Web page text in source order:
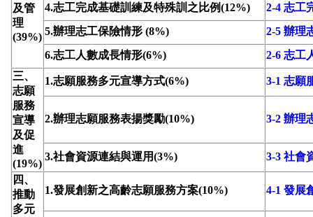
及管
理
(39%)
4.志工完成基礎訓練及特殊訓之比例(12%)
2-4 志工
5.辦理志工保險情形 (8%)
2-5 辦理
6.志工人數成長情形(6%)
2-6 志工
三、
志願
服務
宣導
及促
進
(19%)
1.志願服務多元宣導方式(6%) 3-1 志願
2.辦理志願服務表揚獎勵(10%) 3-2 辦理
3.社會資源連結與運用(3%)
3-3 社會
四、
推動
多元
1.發展創新之高齡志願服務方案(10%) 4-1 發展